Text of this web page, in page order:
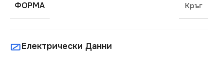
ФОРМА Кръг
Електрически Данни